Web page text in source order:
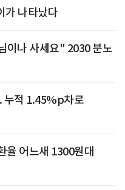
가 나타났다
이나 사세요" 2030 분노
누적 1.45%p차로
율 어느새 1300원대